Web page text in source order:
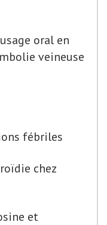
oral en
veineuse
fébriles
chez
et